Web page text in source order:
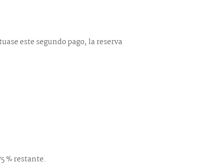
este segundo pago, la reserva
% restante.